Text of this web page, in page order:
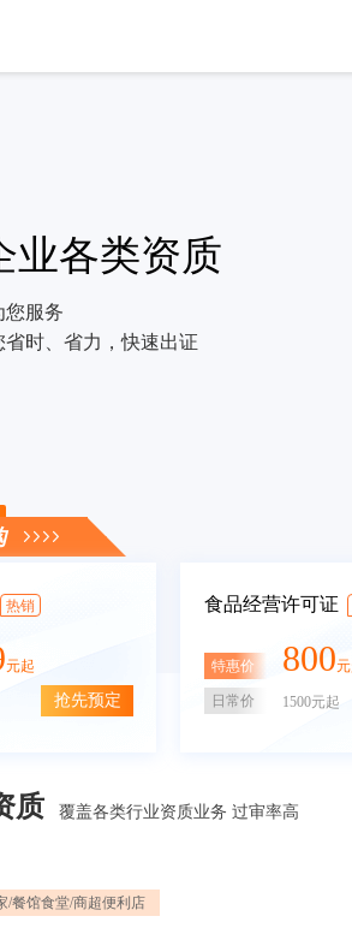
业各类资质
您服务
时、省力，快速出证
热销
元起
抢先预定
食品经营许可证
特惠价 800
日常价 1500元起
质 覆盖各类行业资质业务 过审率高
/餐馆食堂/商超便利店